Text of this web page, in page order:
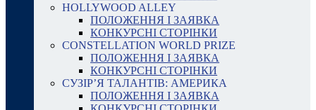
HOLLYWOOD ALLEY
ПОЛОЖЕННЯ І ЗАЯВКА
КОНКУРСНІ СТОРІНКИ
CONSTELLATION WORLD PRIZE
ПОЛОЖЕННЯ І ЗАЯВКА
КОНКУРСНІ СТОРІНКИ
СУЗІР’Я ТАЛАНТІВ: АМЕРИКА
ПОЛОЖЕННЯ І ЗАЯВКА